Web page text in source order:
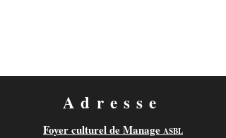
Adresse
Foyer culturel de Manage ASBL